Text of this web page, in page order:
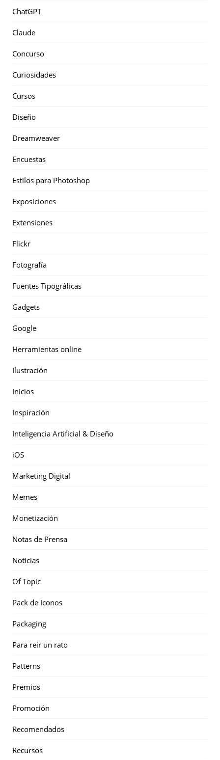
ChatGPT
Claude
Concurso
Curiosidades
Cursos
Diseño
Dreamweaver
Encuestas
Estilos para Photoshop
Exposiciones
Extensiones
Flickr
Fotografía
Fuentes Tipográficas
Gadgets
Google
Herramientas online
Ilustración
Inicios
Inspiración
Inteligencia Artificial & Diseño
iOS
Marketing Digital
Memes
Monetización
Notas de Prensa
Noticias
Of Topic
Pack de Iconos
Packaging
Para reir un rato
Patterns
Premios
Promoción
Recomendados
Recursos